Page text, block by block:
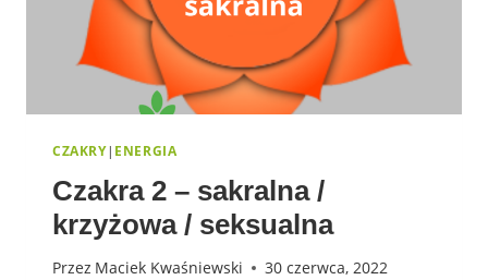
CZAKRY| ENERGIA
Czakra 2 – sakralna /
krzyżowa / seksualna
Przez Maciek Kwaśniewski 30 czerwca, 2022